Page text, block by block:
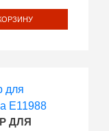
ДЛЯ